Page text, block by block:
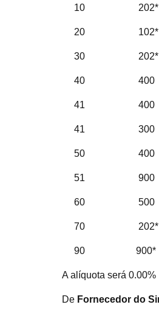
10 202*
20 102*
30 202*
40 400
41 400
41 300
50 400
51 900
60 500
70 202*
90 900*
A alíquota será 0.00%
De Fornecedor do